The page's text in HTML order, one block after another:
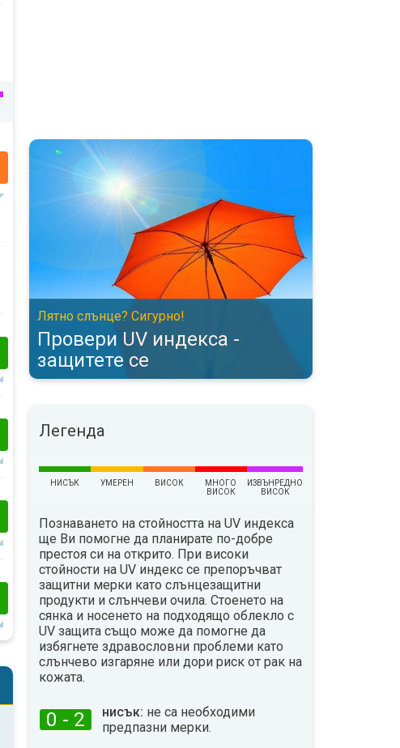
Провери UV индекса - защитете се. Лятно слънце? Сигурно!. . .
Лятно слънце? Сигурно!
Провери UV индекса -
защитете се
Легенда
НИСЪК УМЕРЕН ВИСОК
МНОГО
ВИСОК
ИЗВЪНРЕДНО
ВИСОК
Познаването на стойността на UV индекса
ще Ви помогне да планирате по-добре
престоя си на открито. При високи
стойности на UV индекс се препоръчват
защитни мерки като слънцезащитни
продукти и слънчеви очила. Стоенето на
сянка и носенето на подходящо облекло с
UV защита също може да помогне да
избягнете здравословни проблеми като
слънчево изгаряне или дори риск от рак на
кожата.
0 - 2 нисък: не са необходими
предпазни мерки.